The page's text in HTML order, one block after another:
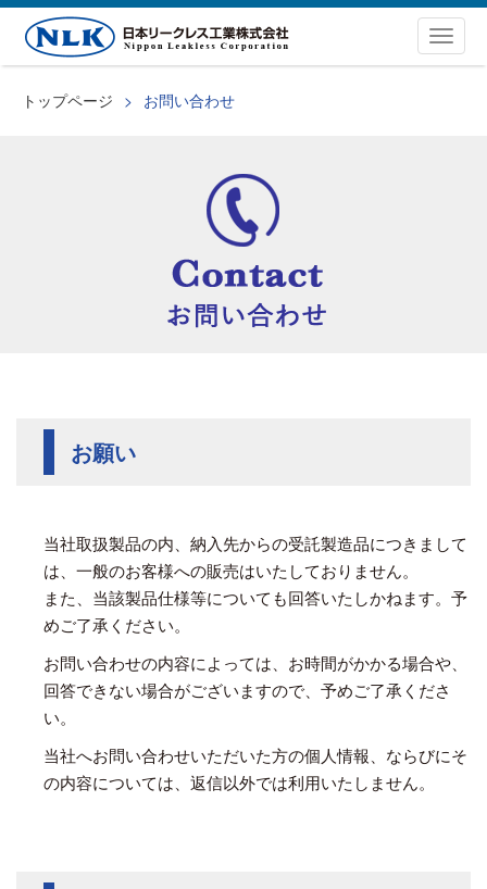
トップページ お問い合わせ
お願い
当社取扱製品の内、納入先からの受託製造品につきまして
は、一般のお客様への販売はいたしておりません。
また、当該製品仕様等についても回答いたしかねます。予
めご了承ください。
お問い合わせの内容によっては、お時間がかかる場合や、
回答できない場合がございますので、予めご了承くださ
い。
当社へお問い合わせいただいた方の個人情報、ならびにそ
の内容については、返信以外では利用いたしません。